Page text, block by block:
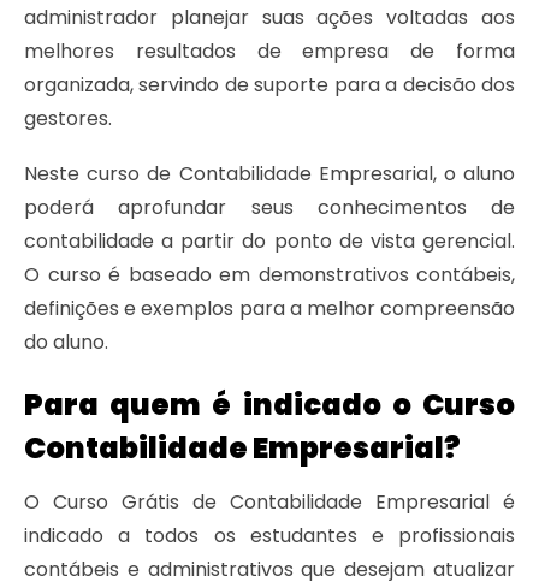
administrador planejar suas ações voltadas aos
melhores resultados de empresa de forma
organizada, servindo de suporte para a decisão dos
gestores.
Neste curso de Contabilidade Empresarial, o aluno
poderá aprofundar seus conhecimentos de
contabilidade a partir do ponto de vista gerencial.
O curso é baseado em demonstrativos contábeis,
definições e exemplos para a melhor compreensão
do aluno.
Para quem é indicado o Curso
Contabilidade Empresarial?
O Curso Grátis de Contabilidade Empresarial é
indicado a todos os estudantes e profissionais
contábeis e administrativos que desejam atualizar